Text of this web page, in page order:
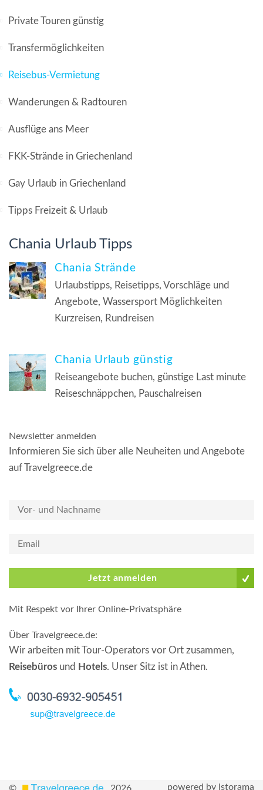
Private Touren günstig
Transfermöglichkeiten
Reisebus-Vermietung
Wanderungen & Radtouren
Ausflüge ans Meer
FKK-Strände in Griechenland
Gay Urlaub in Griechenland
Tipps Freizeit & Urlaub
Chania Urlaub Tipps
Chania Strände
Urlaubstipps, Reisetipps, Vorschläge und
Angebote, Wassersport Möglichkeiten
Kurzreisen, Rundreisen
Chania Urlaub günstig
Reiseangebote buchen, günstige Last minute
Reiseschnäppchen, Pauschalreisen
Newsletter anmelden
Informieren Sie sich über alle Neuheiten und Angebote
auf Travelgreece.de
Jetzt anmelden
Mit Respekt vor Ihrer Online-Privatsphäre
Über Travelgreece.de:
Wir arbeiten mit Tour-Operators vor Ort zusammen,
Reisebüros und Hotels. Unser Sitz ist in Athen.
powered by Istorama